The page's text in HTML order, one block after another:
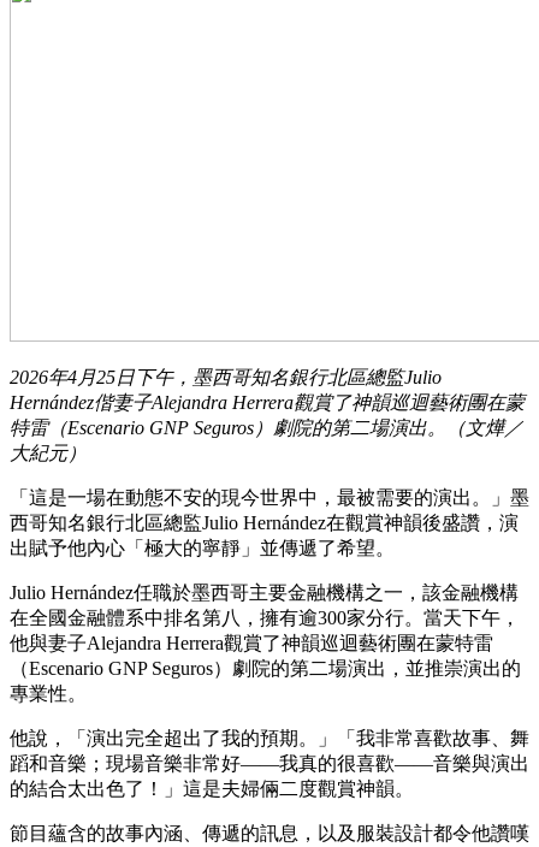
2026年4月25日下午，墨西哥知名銀行北區總監Julio
Hernández偕妻子Alejandra Herrera觀賞了神韻巡迴藝術團在蒙
特雷（Escenario GNP Seguros）劇院的第二場演出。（文燁／
大紀元）
「這是一場在動態不安的現今世界中，最被需要的演出。」墨
西哥知名銀行北區總監Julio Hernández在觀賞神韻後盛讚，演
出賦予他內心「極大的寧靜」並傳遞了希望。
Julio Hernández任職於墨西哥主要金融機構之一，該金融機構
在全國金融體系中排名第八，擁有逾300家分行。當天下午，
他與妻子Alejandra Herrera觀賞了神韻巡迴藝術團在蒙特雷
（Escenario GNP Seguros）劇院的第二場演出，並推崇演出的
專業性。
他說，「演出完全超出了我的預期。」「我非常喜歡故事、舞
蹈和音樂；現場音樂非常好——我真的很喜歡——音樂與演出
的結合太出色了！」這是夫婦倆二度觀賞神韻。
節目蘊含的故事內涵、傳遞的訊息，以及服裝設計都令他讚嘆